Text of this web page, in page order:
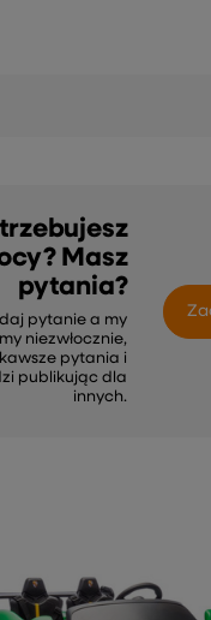
Masz
pytania?
pytanie a my
niezwłocznie,
pytania i
publikując dla
innych.